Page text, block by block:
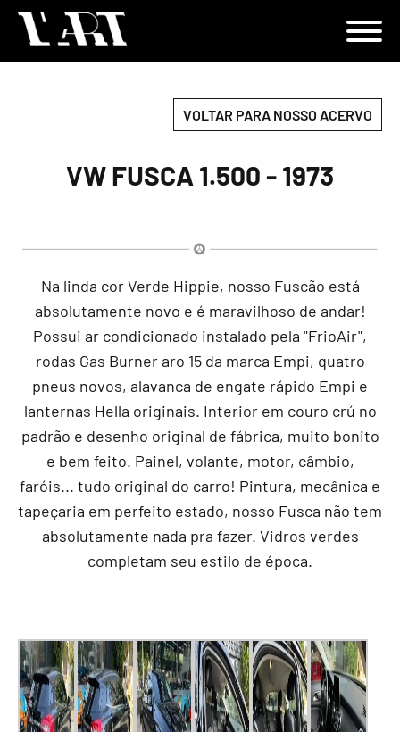
VOLTAR PARA NOSSO ACERVO
VW FUSCA 1.500 - 1973
Na linda cor Verde Hippie, nosso Fuscão está
absolutamente novo e é maravilhoso de andar!
Possui ar condicionado instalado pela "FrioAir",
rodas Gas Burner aro 15 da marca Empi, quatro
pneus novos, alavanca de engate rápido Empi e
lanternas Hella originais. Interior em couro crú no
padrão e desenho original de fábrica, muito bonito
e bem feito. Painel, volante, motor, câmbio,
faróis... tudo original do carro! Pintura, mecânica e
tapeçaria em perfeito estado, nosso Fusca não tem
absolutamente nada pra fazer. Vidros verdes
completam seu estilo de época.